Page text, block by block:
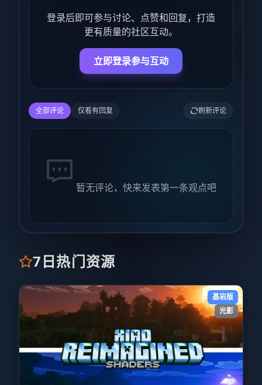
登录后即可参与讨论、点赞和回复，打造
更有质量的社区互动。
立即登录参与互动
全部评论 仅看有回复 刷新评论
暂无评论，快来发表第一条观点吧
7日热门资源
基岩版
光影